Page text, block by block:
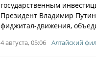
государственным
Президент Владимир
фиджитал-движения,
4 августа, 05:06 Алтайский